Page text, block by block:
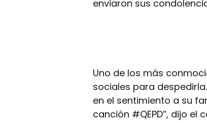
enviaron sus
Uno de los más
sociales para
en el sentimiento a su
canción #QEPD”, dijo el